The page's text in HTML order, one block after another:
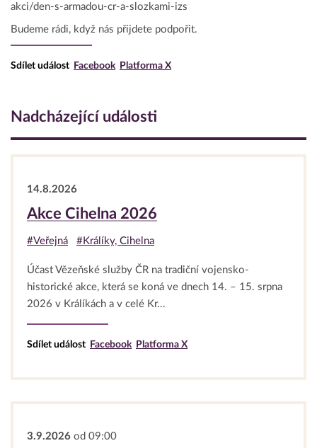
akci/den-s-armadou-cr-a-slozkami-izs
Budeme rádi, když nás přijdete podpořit.
Sdílet událost Facebook Platforma X
Nadcházející události
14.8.2026
Akce Cihelna 2026
#Veřejná #Králíky, Cihelna
Účast Vězeňské služby ČR na tradiční vojensko-
historické akce, která se koná ve dnech 14. – 15. srpna
2026 v Králíkách a v celé Kr...
Sdílet událost Facebook Platforma X
3.9.2026 od 09:00